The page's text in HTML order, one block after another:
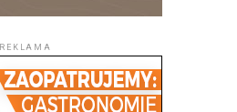
REKLAMA